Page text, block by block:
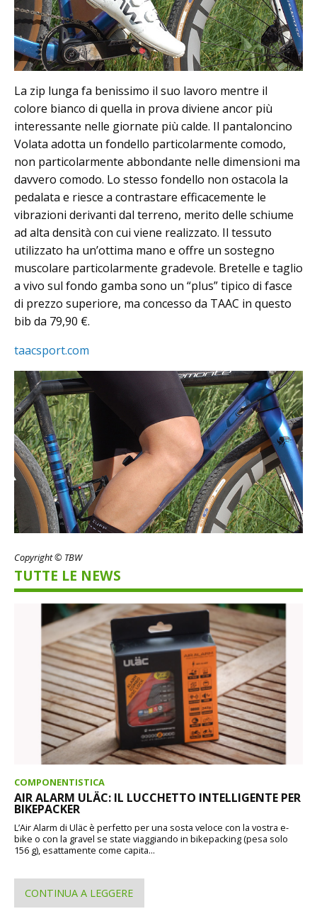
La zip lunga fa benissimo il suo lavoro mentre il
colore bianco di quella in prova diviene ancor più
interessante nelle giornate più calde. Il pantaloncino
Volata adotta un fondello particolarmente comodo,
non particolarmente abbondante nelle dimensioni ma
davvero comodo. Lo stesso fondello non ostacola la
pedalata e riesce a contrastare efficacemente le
vibrazioni derivanti dal terreno, merito delle schiume
ad alta densità con cui viene realizzato. Il tessuto
utilizzato ha un’ottima mano e offre un sostegno
muscolare particolarmente gradevole. Bretelle e taglio
a vivo sul fondo gamba sono un “plus” tipico di fasce
di prezzo superiore, ma concesso da TAAC in questo
bib da 79,90 €.
taacsport.com
Copyright © TBW
TUTTE LE NEWS
COMPONENTISTICA
AIR ALARM ULÄC: IL LUCCHETTO INTELLIGENTE PER
BIKEPACKER
L’Air Alarm di Uläc è perfetto per una sosta veloce con la vostra e-
bike o con la gravel se state viaggiando in bikepacking (pesa solo
156 g), esattamente come capita...
CONTINUA A LEGGERE